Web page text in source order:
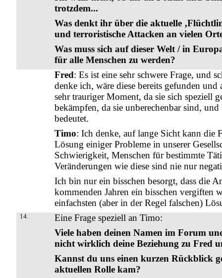
trotzdem...
Was denkt ihr über die aktuelle
und terroristische Attacken an vielen
Was muss sich auf dieser Welt / in
für alle Menschen zu werden?
Fred: Es ist eine sehr schwere Frage, und
denke ich, wäre diese bereits gefunden
sehr trauriger Moment, da sie sich speziell
bekämpfen, da sie unberechenbar sind,
bedeutet.
Timo: Ich denke, auf lange Sicht kann die
Lösung einiger Probleme in unserer
Schwierigkeit, Menschen für bestimmte
Veränderungen wie diese sind nie nur
Ich bin nur ein bisschen besorgt, dass die
kommenden Jahren ein bisschen vergiften
einfachsten (aber in der Regel falschen)
14.
Eine Frage speziell an Timo:
Viele haben deinen Namen im Forum
nicht wirklich deine Beziehung zu Fred
Kannst du uns einen kurzen Rückblick
aktuellen Rolle kam?